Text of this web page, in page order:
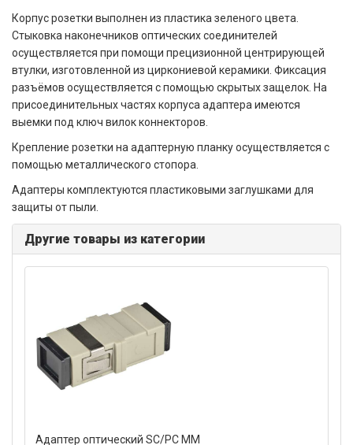
Корпус розетки выполнен из пластика зеленого цвета.
Стыковка наконечников оптических соединителей
осуществляется при помощи прецизионной центрирующей
втулки, изготовленной из циркониевой керамики. Фиксация
разъёмов осуществляется с помощью скрытых защелок. На
присоединительных частях корпуса адаптера имеются
выемки под ключ вилок коннекторов.
Крепление розетки на адаптерную планку осуществляется с
помощью металлического стопора.
Адаптеры комплектуются пластиковыми заглушками для
защиты от пыли.
Другие товары из категории
Адаптер оптический SC/PC MM